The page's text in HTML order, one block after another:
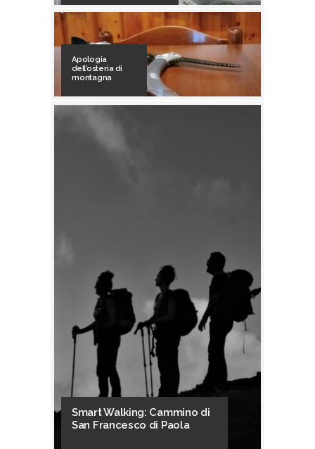
Apologia
dell’osteria di
montagna
Smart Walking: Cammino di
San Francesco di Paola